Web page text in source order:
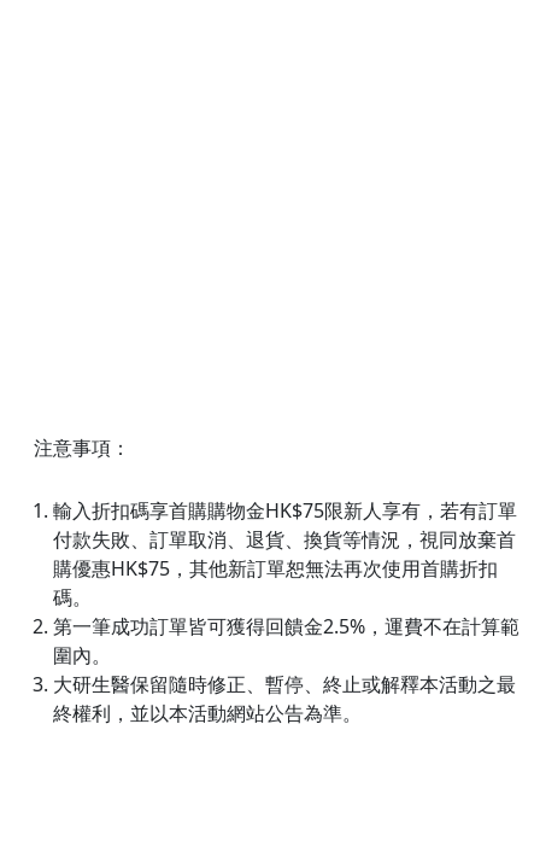
注意事項：
輸入折扣碼享首購購物金HK$75限新人享有，若有訂單
付款失敗、訂單取消、退貨、換貨等情況，視同放棄首
購優惠HK$75，其他新訂單恕無法再次使用首購折扣
碼。
第一筆成功訂單皆可獲得回饋金2.5%，運費不在計算範
圍內。
大研生醫保留隨時修正、暫停、終止或解釋本活動之最
終權利，並以本活動網站公告為準。